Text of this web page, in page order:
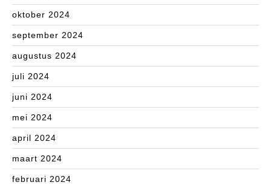
oktober 2024
september 2024
augustus 2024
juli 2024
juni 2024
mei 2024
april 2024
maart 2024
februari 2024